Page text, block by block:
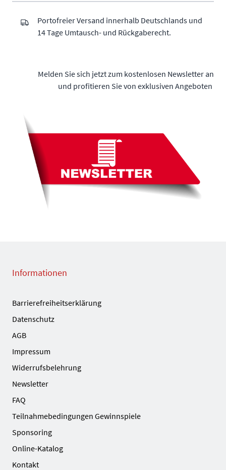
Portofreier Versand innerhalb Deutschlands und
14 Tage Umtausch- und Rückgaberecht.
Melden Sie sich jetzt zum kostenlosen Newsletter an
und profitieren Sie von exklusiven Angeboten
Informationen
Barrierefreiheitserklärung
Datenschutz
AGB
Impressum
Widerrufsbelehrung
Newsletter
FAQ
Teilnahmebedingungen Gewinnspiele
Sponsoring
Online-Katalog
Kontakt